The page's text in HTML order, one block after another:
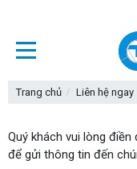
Trang chủ Liên hệ ngay
Quý khách vui lòng
để gửi thông tin đến